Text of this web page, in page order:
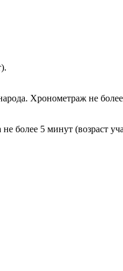
Хронометраж не более
5 минут (возраст